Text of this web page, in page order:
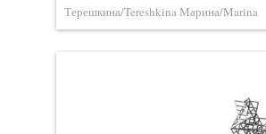
Терешкина/Tereshkina Марина/Marina